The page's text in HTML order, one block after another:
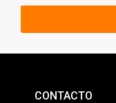
CONTACTO